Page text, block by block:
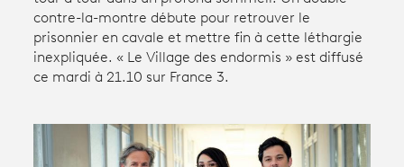
connexion
Programme tv
contre-la-montre débute pour retrouver le
prisonnier en cavale et mettre fin à cette léthargie
inexpliquée. « Le Village des endormis » est diffusé
ce mardi à 21.10 sur France 3.